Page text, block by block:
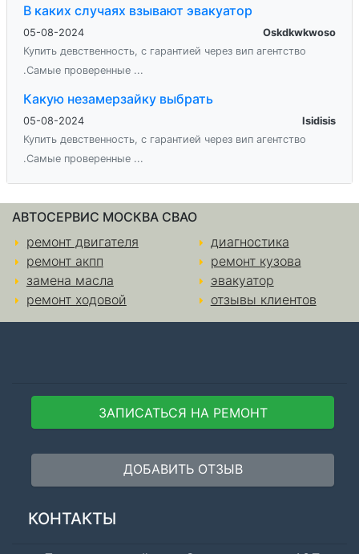
В каких случаях взывают эвакуатор
05-08-2024
Oskdkwkwoso
Купить девственность, с гарантией через вип агентство
.Самые проверенные ...
Какую незамерзайку выбрать
05-08-2024
Isidisis
Купить девственность, с гарантией через вип агентство
.Самые проверенные ...
АВТОСЕРВИС МОСКВА СВАО
ремонт двигателя
ремонт акпп
замена масла
ремонт ходовой
диагностика
ремонт кузова
эвакуатор
отзывы клиентов
ЗАПИСАТЬСЯ НА РЕМОНТ
ДОБАВИТЬ ОТЗЫВ
КОНТАКТЫ